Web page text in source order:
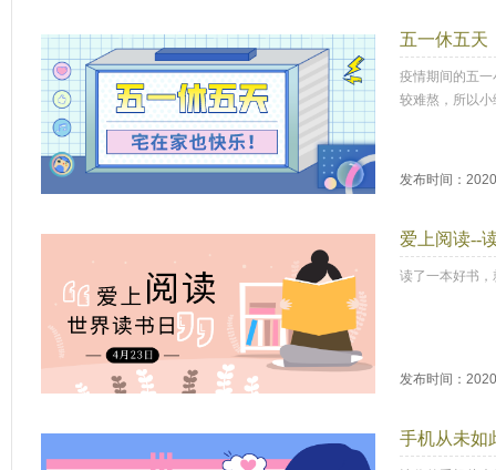
五一休五天
疫情期间的五
较难熬，所以
发布时间：
爱上阅读--
读了一本好书
发布时间：
手机从未如